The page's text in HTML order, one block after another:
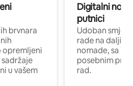
brvnara
opremljeni
u vašem
Digitalni
putnici
Udoban
rade na
nomade, sa
posebnim
rad.